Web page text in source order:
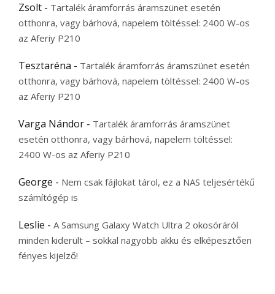
Zsolt - Tartalék áramforrás áramszünet esetén
otthonra, vagy bárhová, napelem töltéssel: 2400 W-os
az Aferiy P210
Tesztaréna - Tartalék áramforrás áramszünet esetén
otthonra, vagy bárhová, napelem töltéssel: 2400 W-os
az Aferiy P210
Varga Nándor - Tartalék áramforrás áramszünet
esetén otthonra, vagy bárhová, napelem töltéssel:
2400 W-os az Aferiy P210
George - Nem csak fájlokat tárol, ez a NAS teljesértékű
számítógép is
Leslie - A Samsung Galaxy Watch Ultra 2 okosóráról
minden kiderült – sokkal nagyobb akku és elképesztően
fényes kijelző!